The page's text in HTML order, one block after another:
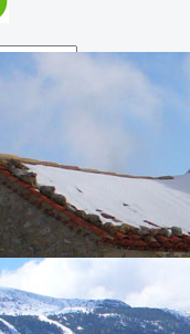
este sábado